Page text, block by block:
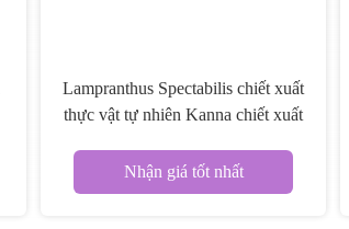
Lampranthus Spectabilis chiết xuất
thực vật tự nhiên Kanna chiết xuất
Nhận giá tốt nhất